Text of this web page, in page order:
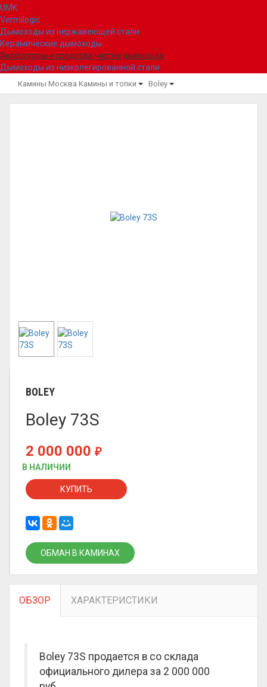
UMK
Vermilogic
Дымоходы из нержавеющей стали
Керамические дымоходы
Аксессуары и средства чистки дымохода
Дымоходы из низколегированной стали
Камины Москва Камины и топки Boley
BOLEY
Boley 73S
2 000 000 ₽
В НАЛИЧИИ
КУПИТЬ
ОБМАН В КАМИНАХ
ОБЗОР ХАРАКТЕРИСТИКИ
Boley 73S продается в со склада
официального дилера за 2 000 000